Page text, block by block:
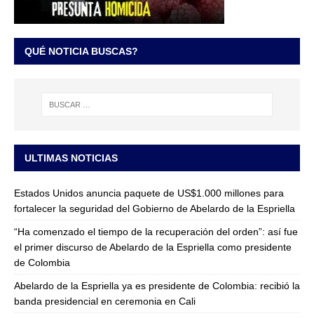
QUÉ NOTICIA BUSCAS?
ULTIMAS NOTICIAS
Estados Unidos anuncia paquete de US$1.000 millones para
fortalecer la seguridad del Gobierno de Abelardo de la Espriella
“Ha comenzado el tiempo de la recuperación del orden”: así fue
el primer discurso de Abelardo de la Espriella como presidente
de Colombia
Abelardo de la Espriella ya es presidente de Colombia: recibió la
banda presidencial en ceremonia en Cali